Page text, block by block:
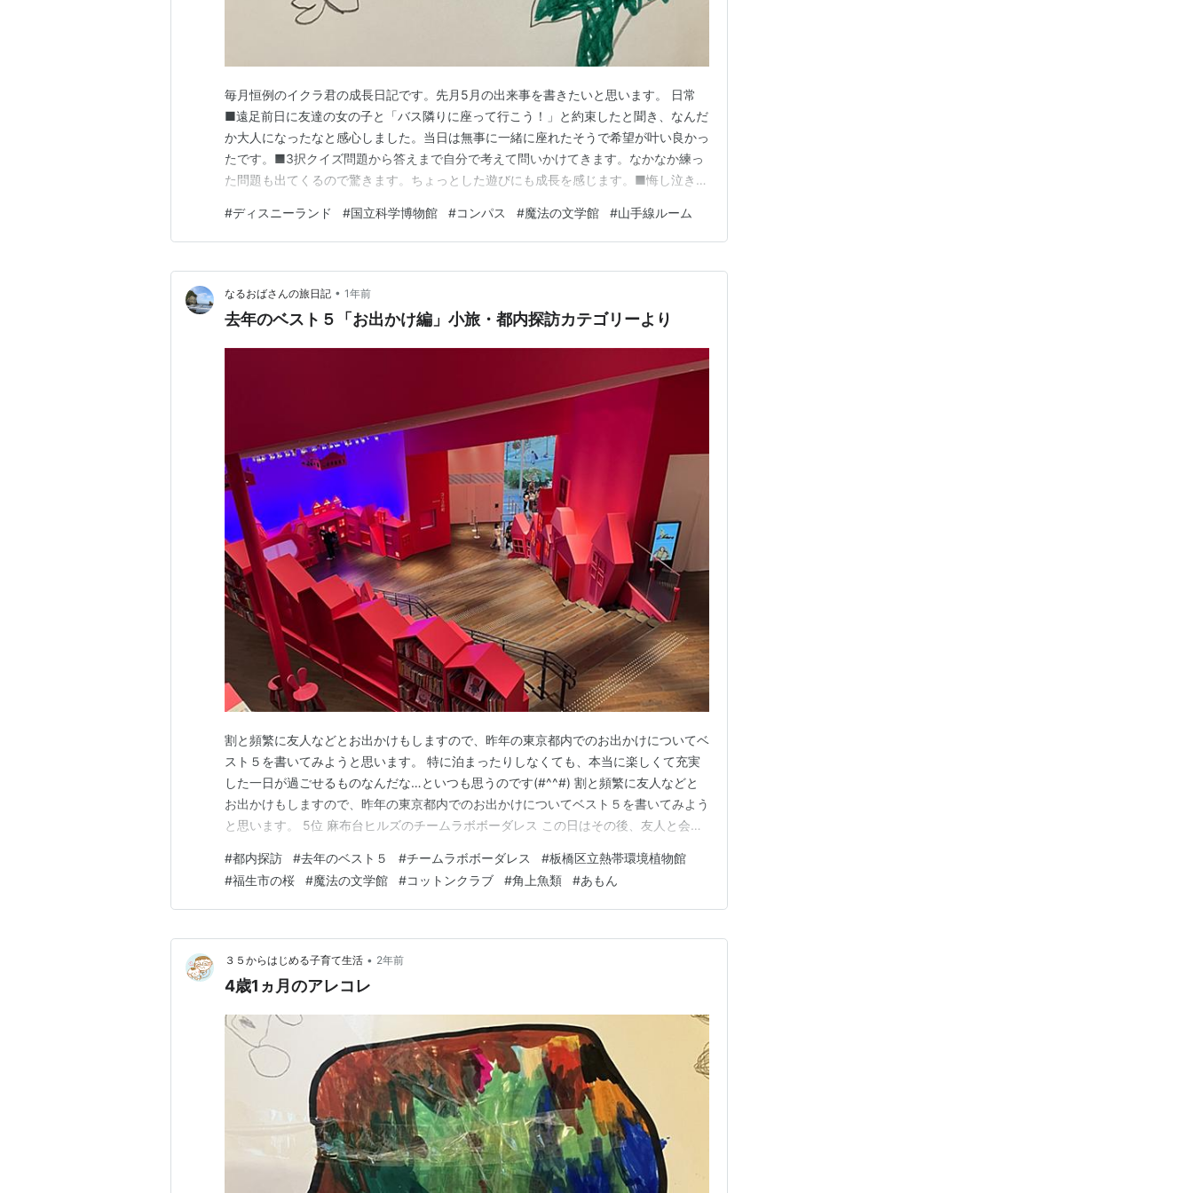
毎月恒例のイクラ君の成長日記です。先月5月の出来事を書きたいと思います。 日常
■遠足前日に友達の女の子と「バス隣りに座って行こう！」と約束したと聞き、なんだ
か大人になったなと感心しました。当日は無事に一緒に座れたそうで希望が叶い良かっ
たです。■3択クイズ問題から答えまで自分で考えて問いかけてきます。なかなか練っ
た問題も出てくるので驚きます。ちょっとした遊びにも成長を感じます。■悔し泣き絵
いー！！」と大泣きしてゲーム中断となりました。負けず嫌いなのは私と同じ様です。
■クレヨンしんちゃんついに禁断の番組に手を出してしま…
#ディスニーランド #国立科学博物館 #コンパス #魔法の文学館 #山手線ルーム
なるおばさんの旅日記 • 1年前
去年のベスト５「お出かけ編」小旅・都内探訪カテゴリーより
割と頻繁に友人などとお出かけもしますので、昨年の東京都内でのお出かけについてベ
スト５を書いてみようと思います。 特に泊まったりしなくても、本当に楽しくて充実
した一日が過ごせるものなんだな…といつも思うのです(#^^#) 割と頻繁に友人などと
お出かけもしますので、昨年の東京都内でのお出かけについてベスト５を書いてみよう
と思います。 5位 麻布台ヒルズのチームラボボーダレス この日はその後、友人と会っ
沿いで桜を観た 久々の日本と鮮魚に感動してましたね(#^^#) 3位 丸の内の「コットン
クラブ」で過ごしたバレンタ…
#都内探訪 #去年のベスト５ #チームラボボーダレス #板橋区立熱帯環境植物館
#福生市の桜 #魔法の文学館 #コットンクラブ #角上魚類 #あもん
３５からはじめる子育て生活 • 2年前
4歳1ヵ月のアレコレ